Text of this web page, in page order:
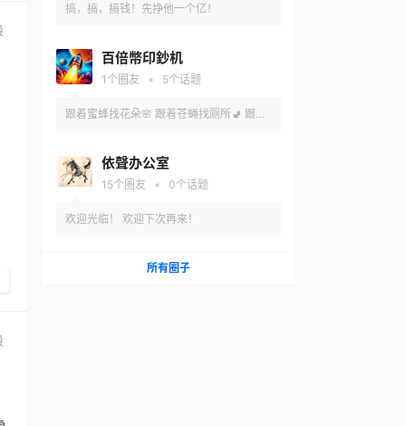
搞，搞，搞钱！先挣他一个亿！
百倍幣印鈔机
1 个圈友 • 5个话题
跟着蜜蜂找花朵🌸 跟着苍蝇找厕所🚽 跟着
依聲办公室
15个圈友 • 0个话题
欢迎光临！ 欢迎下次再来！
所有圈子